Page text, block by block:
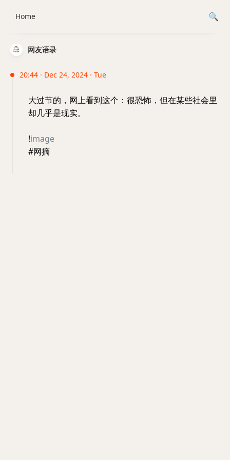
网友语录
20:44 · Dec 24, 2024 · Tue
大过节的，网上看到这个：很恐怖，但在某些社会里
却几乎是现实。
!image
#网摘
Home